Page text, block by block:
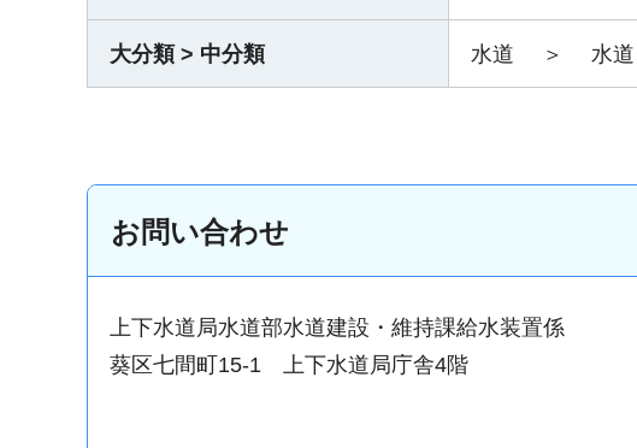
大分類 > 中分類 水道 ＞ 水道
お問い合わせ
上下水道局水道部水道建設・維持課給水装置係
葵区七間町15-1 上下水道局庁舎4階